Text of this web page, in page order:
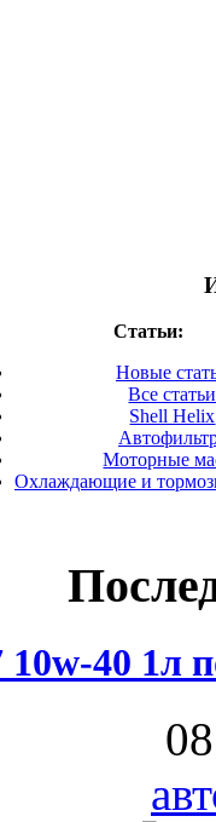
Статьи:
Новые
Все статьи
Shell Helix
Моторные
Охлаждающие и
40 1л